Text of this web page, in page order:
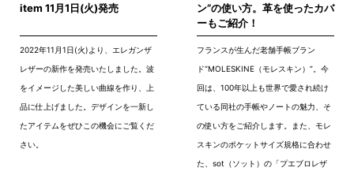
item 11月1日(火)発売
2022年11月1日(火)より、エレガンザ
レザーの新作を発売いたしました。波
をイメージした美しい曲線を作り、上
品に仕上げました。デザインを一新し
たアイテムをぜひこの機会にご覧くだ
さい。
ン”の使い方。革を使ったカバ
ーもご紹介！
フランスが生んだ老舗手帳ブラン
ド“MOLESKINE（モレスキン）”。今
回は、100年以上も世界で愛され続け
ている同社の手帳やノートの魅力、そ
の使い方をご紹介します。また、モレ
スキンのポケットサイズ規格に合わせ
た、sot（ソット）の「プエブロレザ